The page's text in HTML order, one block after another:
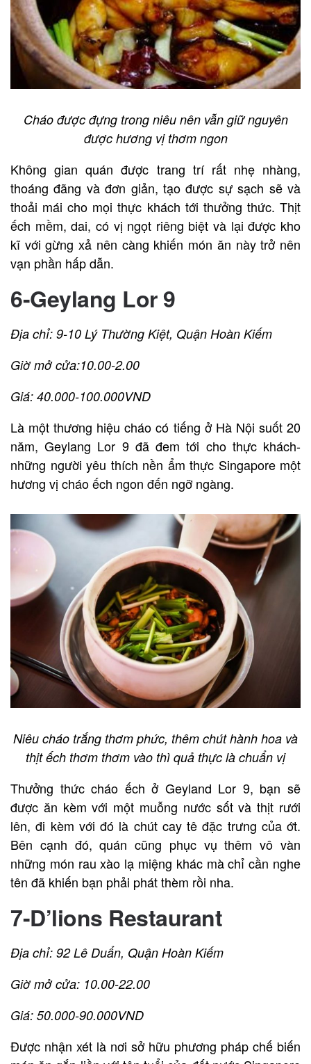
Cháo được đựng trong niêu nên vẫn giữ nguyên
được hương vị thơm ngon
Không gian quán được trang trí rất nhẹ nhàng,
thoáng đãng và đơn giản, tạo được sự sạch sẽ và
thoải mái cho mọi thực khách tới thưởng thức. Thịt
ếch mềm, dai, có vị ngọt riêng biệt và lại được kho
kĩ với gừng xả nên càng khiến món ăn này trở nên
vạn phần hấp dẫn.
6-Geylang Lor 9
Địa chỉ: 9-10 Lý Thường Kiệt, Quận Hoàn Kiếm
Giờ mở cửa:10.00-2.00
Giá: 40.000-100.000VND
Là một thương hiệu cháo có tiếng ở Hà Nội suốt 20
năm, Geylang Lor 9 đã đem tới cho thực khách-
những người yêu thích nền ẩm thực Singapore một
hương vị cháo ếch ngon đến ngỡ ngàng.
Niêu cháo trắng thơm phức, thêm chút hành hoa và
thịt ếch thơm thơm vào thì quả thực là chuẩn vị
Thưởng thức cháo ếch ở Geyland Lor 9, bạn sẽ
được ăn kèm với một muỗng nước sốt và thịt rưới
lên, đi kèm với đó là chút cay tê đặc trưng của ớt.
Bên cạnh đó, quán cũng phục vụ thêm vô vàn
những món rau xào lạ miệng khác mà chỉ cần nghe
tên đã khiến bạn phải phát thèm rồi nha.
7-D’lions Restaurant
Địa chỉ: 92 Lê Duẩn, Quận Hoàn Kiếm
Giờ mở cửa: 10.00-22.00
Giá: 50.000-90.000VND
Được nhận xét là nơi sở hữu phương pháp chế biến